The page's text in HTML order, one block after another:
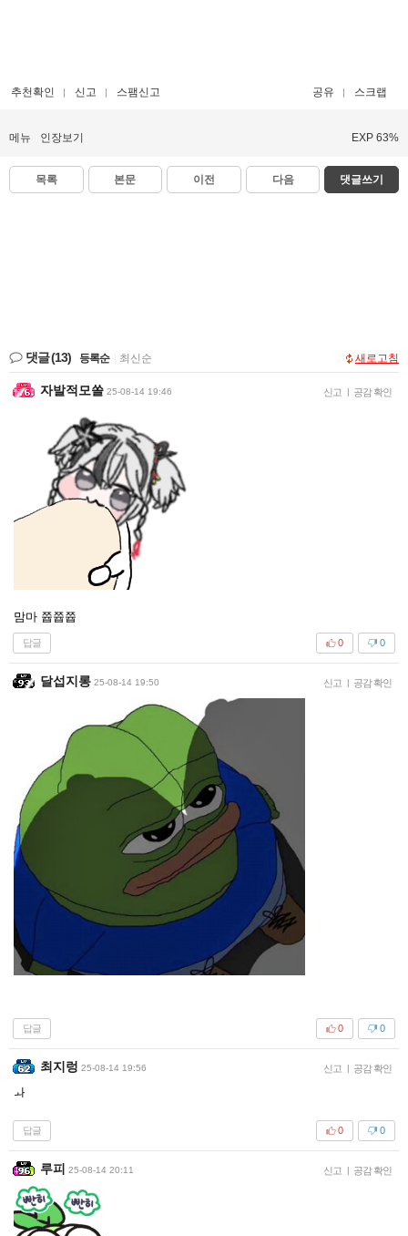
추천확인 신고 스팸신고 공유 스크랩
메뉴 인장보기 EXP 63%
목록 본문 이전 다음 댓글쓰기
댓글(13) 등록순 최신순 새로고침
자발적모쏠 25-08-14 19:46 신고 | 공감 확인
맘마 쯉쯉쯉
답글 0
0
달섭지롱 25-08-14 19:50 신고 | 공감 확인
답글 0
0
최지렁 25-08-14 19:56 신고 | 공감 확인
ㅘ
답글 0
0
루피 25-08-14 20:11 신고 | 공감 확인